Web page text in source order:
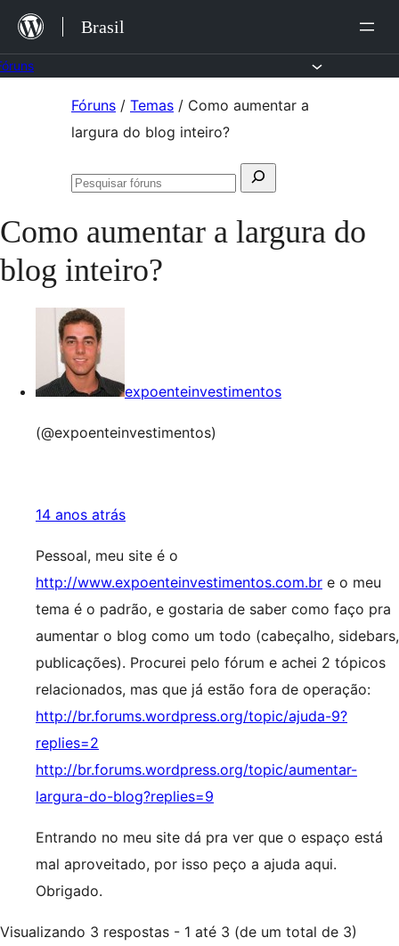
para
o
Brasil
Fóruns / Temas / Como aumentar a
largura do blog inteiro?
Pesquisar
Pesquisar
Como aumentar a largura do
blog inteiro?
expoenteinvestimentos
(@expoenteinvestimentos)
14 anos atrás
Pessoal, meu site é o
http://www.expoenteinvestimentos.com.br e o meu
tema é o padrão, e gostaria de saber como faço pra
aumentar o blog como um todo (cabeçalho, sidebars,
publicações). Procurei pelo fórum e achei 2 tópicos
relacionados, mas que já estão fora de operação:
http://br.forums.wordpress.org/topic/ajuda-9?
replies=2
http://br.forums.wordpress.org/topic/aumentar-
largura-do-blog?replies=9
Entrando no meu site dá pra ver que o espaço está
mal aproveitado, por isso peço a ajuda aqui.
Obrigado.
Visualizando 3 respostas - 1 até 3 (de um total de 3)